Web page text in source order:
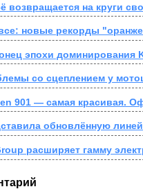
возвращается на круги
новые рекорды
эпохи доминирования
со сцеплением у
901 — самая красивая.
обновлённую
расширяет гамму